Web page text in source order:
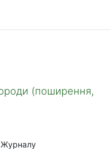
(поширення,